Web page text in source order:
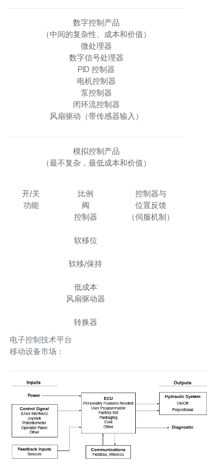
电子控制技术平台
移动设备市场：
数字控制产品
（中间的复杂性、成本和价值）
微处理器
数字信号处理器
PID 控制器
电机控制器
泵控制器
闭环流控制器
风扇驱动（带传感器输入）
模拟控制产品
（最不复杂，最低成本和价值）
开/关
功能
比例
阀
控制器
软移位
软移/保持
低成本
风扇驱动器
转换器
控制器与
位置反馈
（伺服机制）